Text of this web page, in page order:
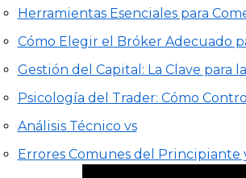
Herramientas Esenciales para
Cómo Elegir el Bróker Adecuado
Gestión del Capital: La Clave para
Psicología del Trader: Cómo
Análisis Técnico vs
Errores Comunes del Principiante